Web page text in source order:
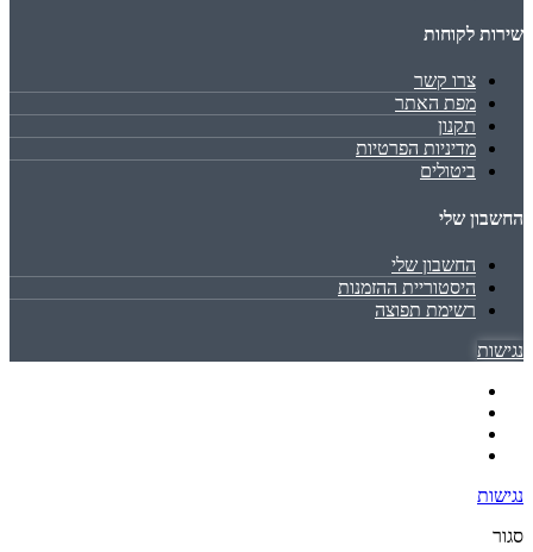
שירות לקוחות
צרו קשר
מפת האתר
תקנון
מדיניות הפרטיות
ביטולים
החשבון שלי
החשבון שלי
היסטוריית ההזמנות
רשימת תפוצה
נגישות
נגישות
סגור